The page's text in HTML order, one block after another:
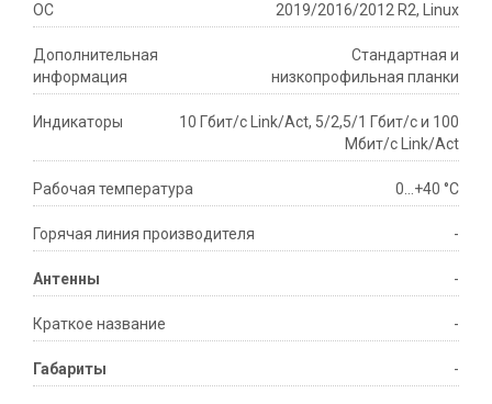
ОС
2019/2016/2012 R2, Linux
Дополнительная
информация
Стандартная и
низкопрофильная планки
Индикаторы
10 Гбит/с Link/Act, 5/2,5/1 Гбит/с и 100
Мбит/с Link/Act
Рабочая температура 0…+40 °C
Горячая линия производителя -
Антенны -
Краткое название -
Габариты -